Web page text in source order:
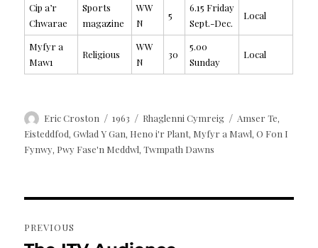
Cip a’r
Chwarae
Sports
magazine
WW
N
5
6.15 Friday
Sept.-Dec.
Local
Myfyr a
Maw1
Religious
WW
N
30
5.00
Sunday
Local
Author
Eric Croston
Posted
on
1963 Categories
Rhaglenni Cymreig Tags
Amser Te,
Eisteddfod,Gwlad Y Gan, Heno i'r Plant, Myfyr a Mawl,O Fon I
Fynwy, Pwy Fase'n Meddwl,Twmpath Dawns
PREVIOUS